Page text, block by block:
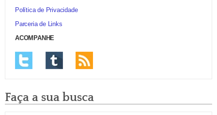
Política de Privacidade
Parceria de Links
ACOMPANHE
Faça a sua busca